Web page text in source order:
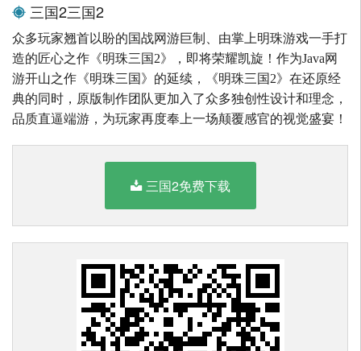
三国2三国2
众多玩家翘首以盼的国战网游巨制、由掌上明珠游戏一手打
造的匠心之作《明珠三国2》，即将荣耀凯旋！作为Java网
游开山之作《明珠三国》的延续，《明珠三国2》在还原经
典的同时，原版制作团队更加入了众多独创性设计和理念，
品质直逼端游，为玩家再度奉上一场颠覆感官的视觉盛宴！
三国2免费下载